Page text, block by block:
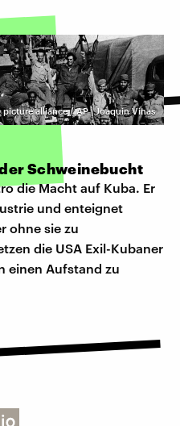
picture alliance / AP | Joaquin Vinas
Schweinebucht
die Macht auf Kuba. Er
und enteignet
ohne sie zu
die USA Exil-Kubaner
einen Aufstand zu